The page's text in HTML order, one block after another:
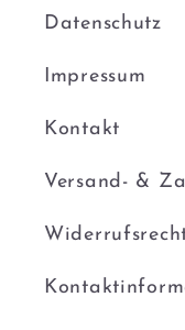
Datenschutz
Impressum
Kontakt
Versand- &